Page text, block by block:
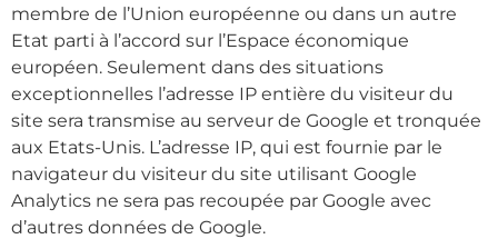
membre de l’Union européenne ou dans un autre
Etat parti à l’accord sur l’Espace économique
européen. Seulement dans des situations
exceptionnelles l’adresse IP entière du visiteur du
site sera transmise au serveur de Google et tronquée
aux Etats-Unis. L’adresse IP, qui est fournie par le
navigateur du visiteur du site utilisant Google
Analytics ne sera pas recoupée par Google avec
d’autres données de Google.